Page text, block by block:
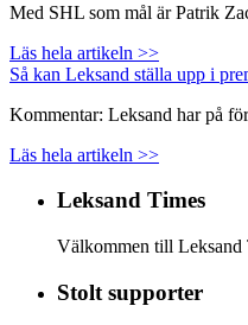
Med SHL som mål är Patrik
Läs hela artikeln >>
Så kan Leksand ställa upp i
Kommentar: Leksand har på
Läs hela artikeln >>
Leksand Times
Välkommen till Leksand
Stolt supporter